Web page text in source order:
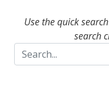
Use the quick
search